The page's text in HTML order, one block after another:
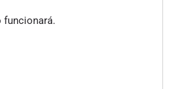
funcionará.